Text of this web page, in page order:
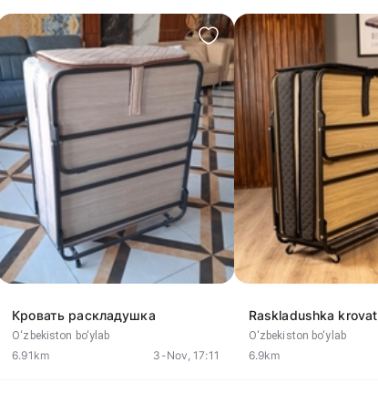
Кровать раскладушка
O‘zbekiston bo‘ylab
6.91km 3-Nov, 17:11
Raskladushka krovat
O‘zbekiston bo‘ylab
6.9km